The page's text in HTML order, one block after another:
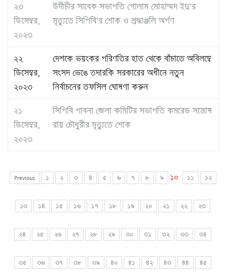
২৩
ডিসেম্বর,
২০২৩
উদীচীর সাবেক সভাপতি গোলাম মোহাম্মদ ইদু’র
মৃত্যুতে সিপিবি’র শোক ও শ্রদ্ধাঞ্জলি অর্পণ
২২
ডিসেম্বর,
২০২৩
দেশকে ভয়ংকর পরিণতির হাত থেকে বাঁচাতে অবিলম্বে
সংসদ ভেঙে তদারকি সরকারের অধীনে নতুন
নির্বাচনের তফসিল ঘোষণা করুন
২১
ডিসেম্বর,
২০২৩
সিপিবি পাবনা জেলা কমিটির সভাপতি কমরেড সন্তোষ
রায় চৌধুরীর মৃত্যুতে শোক
Previous ১ ২ ৩ ৪ ৫ ৬ ৭ ৮ ৯ ১০ ১১ ১২
১৩ ১৪ ১৫ ১৬ ১৭ ১৮ ১৯ ২০ ২১ ২২ ২৩
২৪ ২৫ ২৬ ২৭ ২৮ ২৯ ৩০ ৩১ ৩২ ৩৩ ৩৪
৩৫ ৩৬ ৩৭ ৩৮ ৩৯ ৪০ ৪১ ৪২ ৪৩ ৪৪ ৪৫